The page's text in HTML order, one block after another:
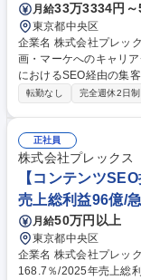
月給33万3334円～
東京都中央区
企業名 株式会社プレックス 求人名 【コンテンツSEO担当】未
画・マーケへのキャリアチェンジが叶う 仕
におけるSEO経由の集
存記事のリライトをお
携わっていただく可能
の改善■リンク設計を始
を活用した制作フロー
規媒体の開拓■その他マーケティング
担当】未経験から企画
転勤なし 完全週休2日制
正社員
株式会社プレックス
【コンテンツ
売上総利益96億/
月給50万円以上
東京都中央区
企業名 株式会社プレックス 求人名 【コンテンツSEO担当】前
168.7％/2025年売上総利益96億/急成長